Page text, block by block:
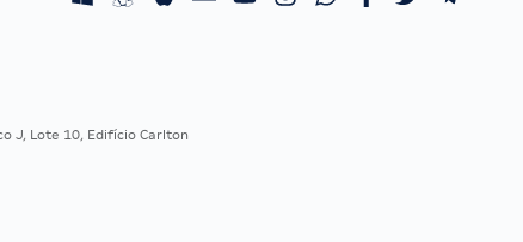
J, Lote 10, Edifício Carlton